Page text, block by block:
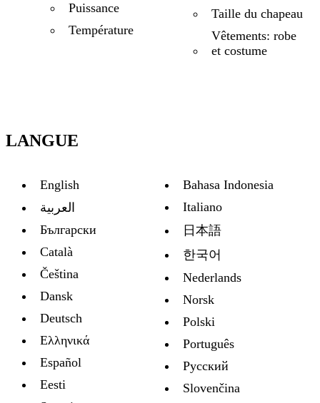
Puissance
Température
Taille du chapeau
Vêtements: robe
et costume
LANGUE
English
العربية
Български
Català
Čeština
Dansk
Deutsch
Ελληνικά
Español
Eesti
Bahasa Indonesia
Italiano
日本語
한국어
Nederlands
Norsk
Polski
Português
Русский
Slovenčina